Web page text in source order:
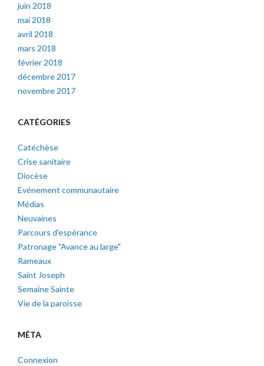
juin 2018
mai 2018
avril 2018
mars 2018
février 2018
décembre 2017
novembre 2017
CATÉGORIES
Catéchèse
Crise sanitaire
Diocèse
Evénement communautaire
Médias
Neuvaines
Parcours d'espérance
Patronage "Avance au large"
Rameaux
Saint Joseph
Semaine Sainte
Vie de la paroisse
MÉTA
Connexion